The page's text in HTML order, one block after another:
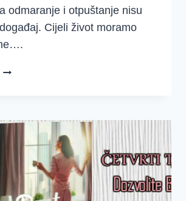
odmaranje i otpuštanje nisu
Cijeli život moramo
ČETVRTI
DAN)